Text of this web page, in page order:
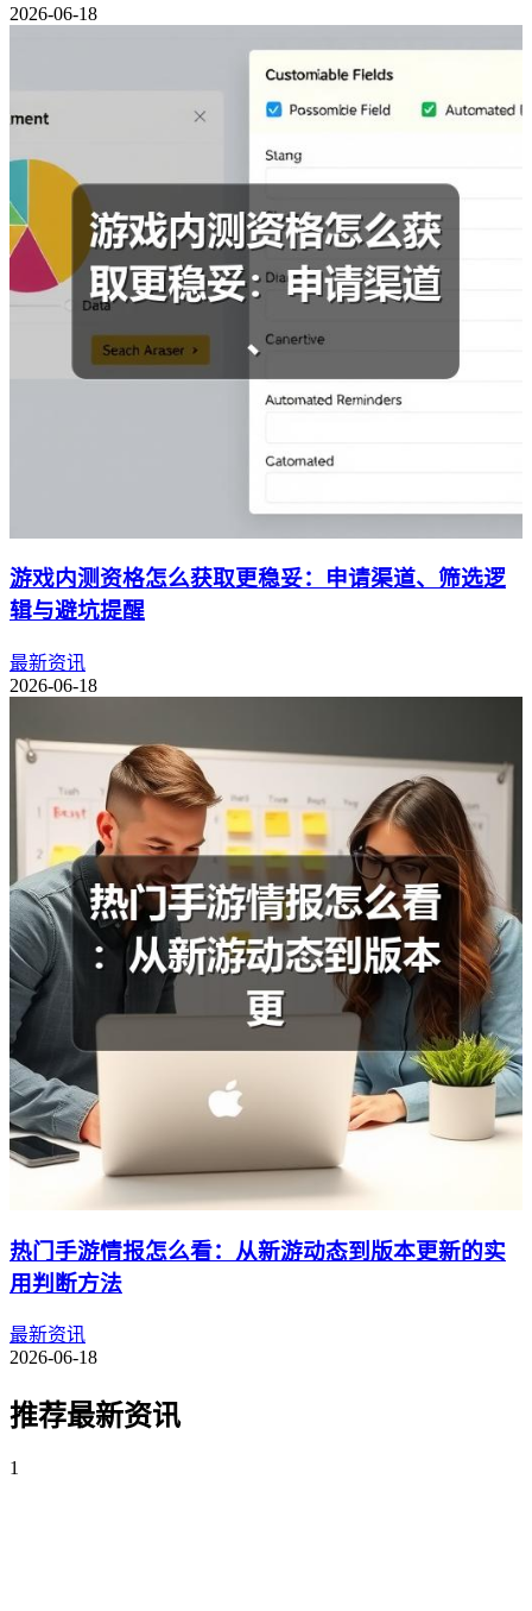
2026-06-18
游戏内测资格怎么获取更稳妥：申请渠道、筛选逻
辑与避坑提醒
最新资讯
2026-06-18
热门手游情报怎么看：从新游动态到版本更新的实
用判断方法
最新资讯
2026-06-18
推荐最新资讯
1